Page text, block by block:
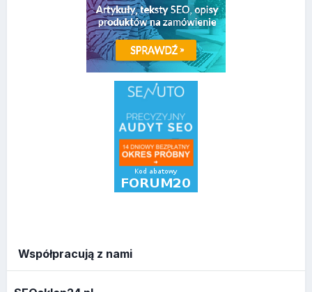
Współpracują z nami